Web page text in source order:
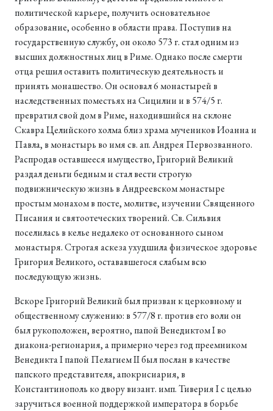
политической карьере, получить основательное
образование, особенно в области права. Поступив на
государственную службу, он около 573 г. стал одним из
высших должностных лиц в Риме. Однако после смерти
отца решил оставить политическую деятельность и
принять монашество. Он основал 6 монастырей в
наследственных поместьях на Сицилии и в 574/5 г.
превратил свой дом в Риме, находившийся на склоне
Скавра Целийского холма близ храма мучеников Иоанна и
Павла, в монастырь во имя св. ап. Андрея Первозванного.
Распродав оставшееся имущество, Григорий Великий
раздал деньги бедным и стал вести строгую
подвижническую жизнь в Андреевском монастыре
простым монахом в посте, молитве, изучении Священного
Писания и святоотеческих творений. Св. Сильвия
поселилась в келье недалеко от основанного сыном
монастыря. Строгая аскеза ухудшила физическое здоровье
Григория Великого, остававшегося слабым всю
последующую жизнь.
Вскоре Григорий Великий был призван к церковному и
общественному служению: в 577/8 г. против его воли он
был рукоположен, вероятно, папой Венедиктом I во
диакона-регионария, а примерно через год преемником
Венедикта I папой Пелагием II был послан в качестве
папского представителя, апокрисиария, в
Константинополь ко двору визант. имп. Тиверия I с целью
заручиться военной поддержкой императора в борьбе